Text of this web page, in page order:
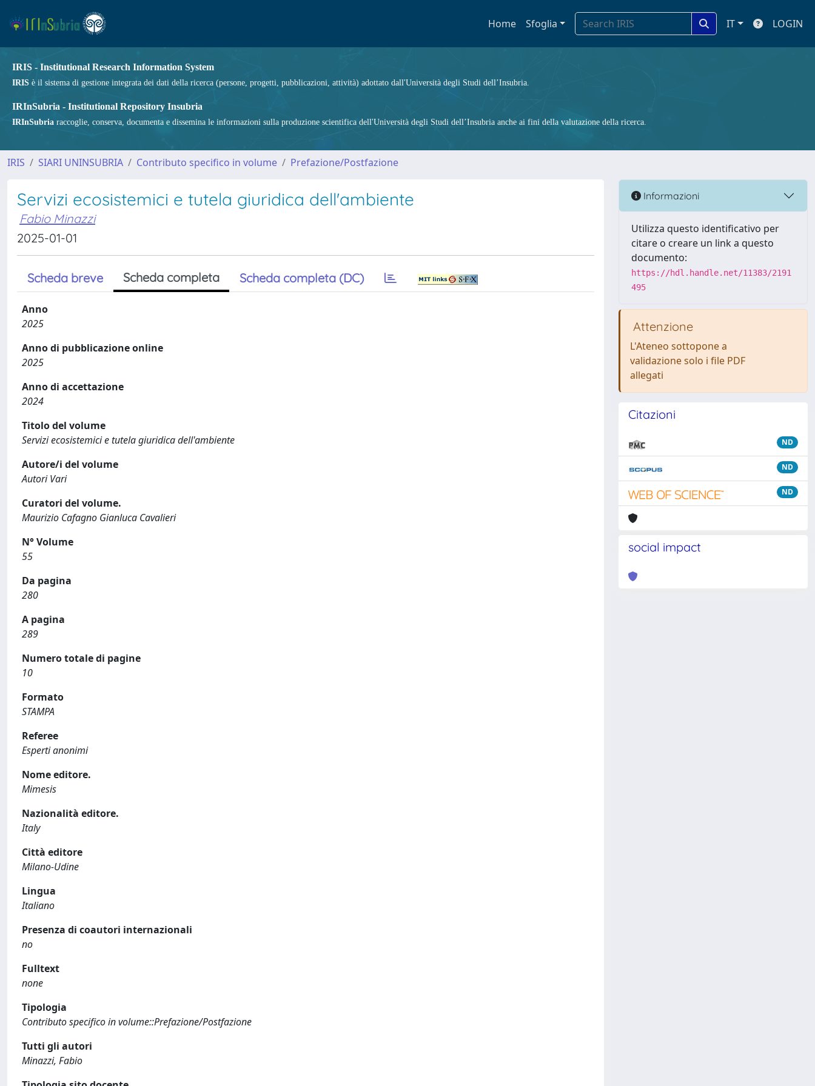
Home Sfoglia IT LOGIN
IRIS - Institutional Research Information System
IRIS è il sistema di gestione integrata dei dati della ricerca (persone, progetti, pubblicazioni, attività) adottato dall'Università degli Studi dell’Insubria.
IRInSubria - Institutional Repository Insubria
IRInSubria raccoglie, conserva, documenta e dissemina le informazioni sulla produzione scientifica dell'Università degli Studi dell’Insubria anche ai fini della valutazione della ricerca.
IRIS SIARI UNINSUBRIA Contributo specifico in volume Prefazione/Postfazione
Servizi ecosistemici e tutela giuridica dell'ambiente
Fabio Minazzi
2025-01-01
Scheda breve Scheda completa Scheda completa (DC)
Anno
2025
Anno di pubblicazione online
2025
Anno di accettazione
2024
Titolo del volume
Servizi ecosistemici e tutela giuridica dell'ambiente
Autore/i del volume
Autori Vari
Curatori del volume.
Maurizio Cafagno Gianluca Cavalieri
N° Volume
55
Da pagina
280
A pagina
289
Numero totale di pagine
10
Formato
STAMPA
Referee
Esperti anonimi
Nome editore.
Mimesis
Nazionalità editore.
Italy
Città editore
Milano-Udine
Lingua
Italiano
Presenza di coautori internazionali
no
Fulltext
none
Tipologia
Contributo specifico in volume::Prefazione/Postfazione
Tutti gli autori
Minazzi, Fabio
Informazioni
Utilizza questo identificativo per
citare o creare un link a questo
documento:
https://hdl.handle.net/11383/2191
495
Attenzione
L'Ateneo sottopone a
validazione solo i file PDF
allegati
Citazioni
ND
ND
ND
social impact